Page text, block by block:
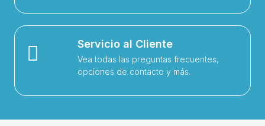
Servicio al Cliente
Vea todas las preguntas frecuentes,
opciones de contacto y más.